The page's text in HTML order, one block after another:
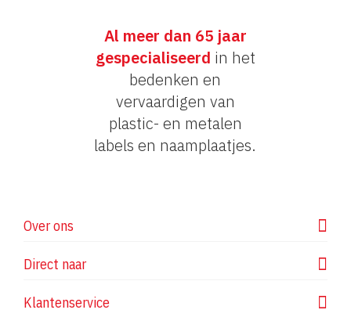
Al meer dan 65 jaar
gespecialiseerd in het
bedenken en
vervaardigen van
plastic- en metalen
labels en naamplaatjes.
Over ons
Direct naar
Klantenservice